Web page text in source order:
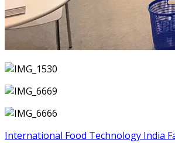
International Food Technology India